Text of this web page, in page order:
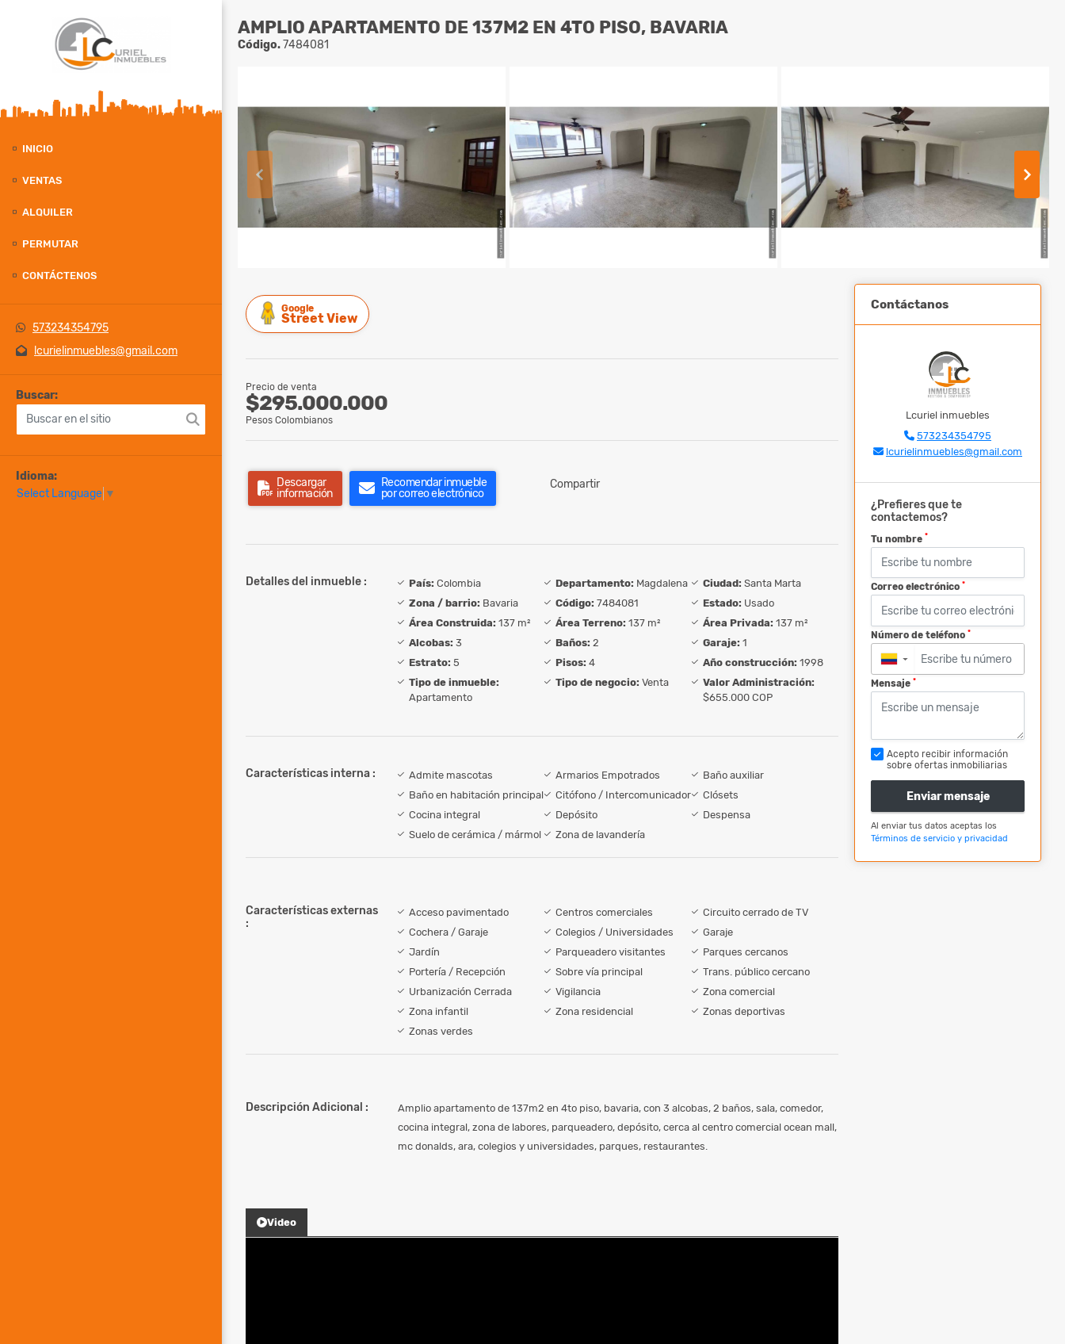
INICIO
VENTAS
ALQUILER
PERMUTAR
CONTÁCTENOS
573234354795
lcurielinmuebles@gmail.com
Buscar:
Idioma:
Select Language ▼
AMPLIO APARTAMENTO DE 137M2 EN 4TO PISO, BAVARIA
Código.7484081
Google
Street View
Precio de venta
$295.000.000
Pesos Colombianos
Descargar
información
Recomendar inmueble
por correo electrónico
Compartir
Detalles del inmueble : País: Colombia Departamento: Magdalena Ciudad: Santa Marta
Zona / barrio: Bavaria Código: 7484081 Estado: Usado
Área Construida: 137 m² Área Terreno: 137 m² Área Privada: 137 m²
Alcobas: 3 Baños: 2 Garaje: 1
Estrato: 5 Pisos: 4 Año construcción: 1998
Tipo de inmueble:
Apartamento
Tipo de negocio: Venta
Valor Administración:
$655.000 COP
Características interna : Admite mascotas Armarios Empotrados
Baño auxiliar
Baño en habitación principal
Citófono / Intercomunicador
Clósets
Cocina integral
Depósito
Despensa
Suelo de cerámica / mármol
Zona de lavandería
Características externas
:
Acceso pavimentado Centros comerciales
Circuito cerrado de TV
Cochera / Garaje
Colegios / Universidades
Garaje
Jardín
Parqueadero visitantes
Parques cercanos
Portería / Recepción
Sobre vía principal
Trans. público cercano
Urbanización Cerrada
Vigilancia
Zona comercial
Zona infantil
Zona residencial
Zonas deportivas
Zonas verdes
Descripción Adicional :
Amplio apartamento de 137m2 en 4to piso, bavaria, con 3 alcobas, 2 baños, sala, comedor,
cocina integral, zona de labores, parqueadero, depósito, cerca al centro comercial ocean mall,
mc donalds, ara, colegios y universidades, parques, restaurantes.
Video
Contáctanos
Lcuriel inmuebles
573234354795
lcurielinmuebles@gmail.com
¿Prefieres que te
contactemos?
Tu nombre *
Correo electrónico *
Número de teléfono *
▼
Mensaje *
Acepto recibir información
sobre ofertas inmobiliarias
Enviar mensaje
Al enviar tus datos aceptas los
Términos de servicio y privacidad